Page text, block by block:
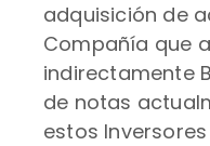
adquisición de
Compañía que
indirectamente
de notas
estos